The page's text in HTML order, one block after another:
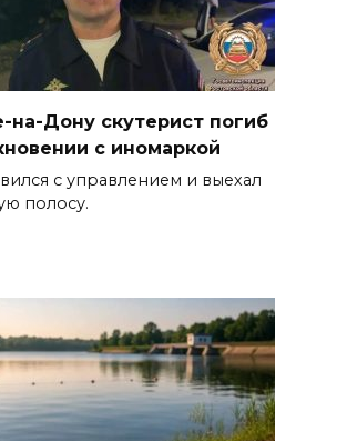
на-Дону скутерист погиб
с иномаркой
с управлением и выехал
полосу.